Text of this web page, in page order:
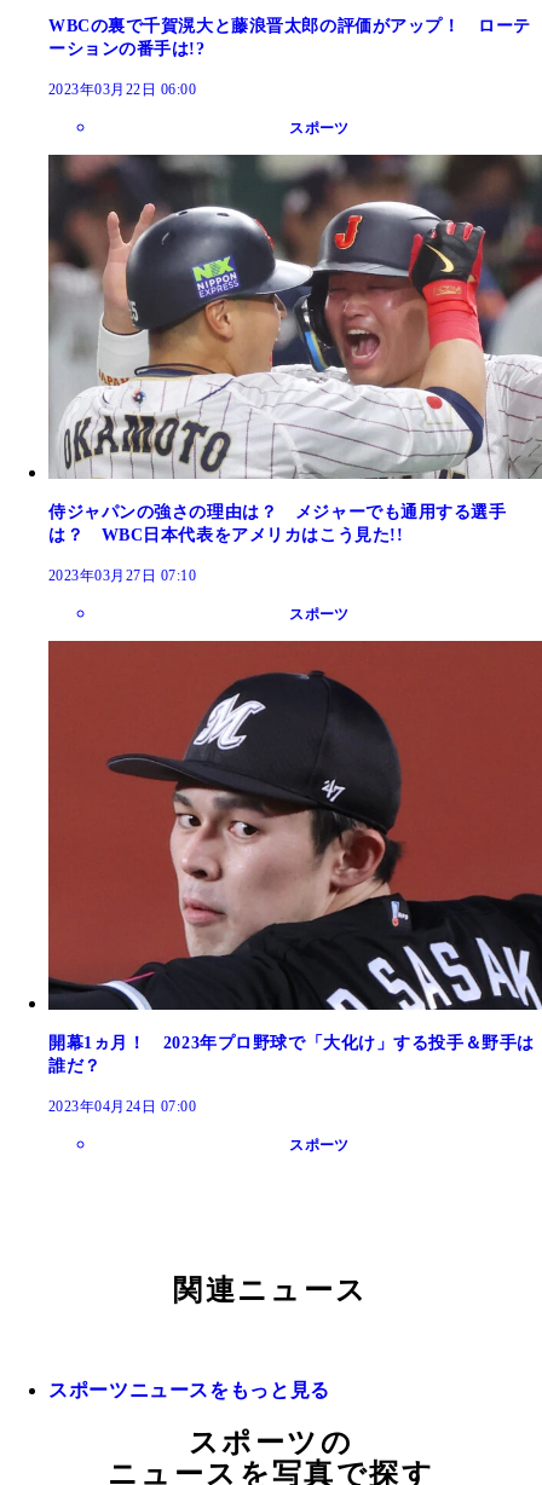
WBCの裏で千賀滉大と藤浪晋太郎の評価がアップ！ ローテ
ーションの番手は!?
2023年03月22日 06:00
スポーツ
侍ジャパンの強さの理由は？ メジャーでも通用する選手
は？ WBC日本代表をアメリカはこう見た!!
2023年03月27日 07:10
スポーツ
開幕1ヵ月！ 2023年プロ野球で「大化け」する投手＆野手は
誰だ？
2023年04月24日 07:00
スポーツ
関連ニュース
スポーツニュースをもっと見る
スポーツの
ニュースを写真で探す